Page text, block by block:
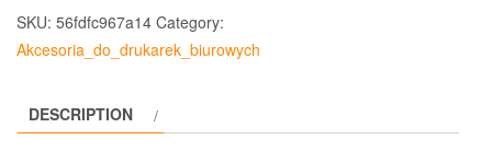
SKU: 56fdfc967a14 Category:
Akcesoria_do_drukarek_biurowych
DESCRIPTION